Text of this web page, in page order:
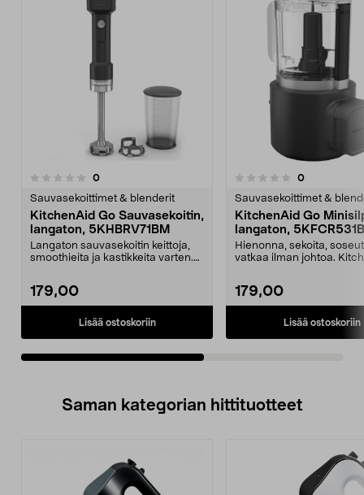
0arvostelut
Sauvasekoittimet & blenderit
KitchenAid Go Sauvasekoitin,
langaton, 5KHBRV71BM
Langaton sauvasekoitin keittoja,
smoothieita ja kastikkeita varten.
179,00
Lisää ostoskoriin
0.0 viidestä
0arvostelut
Sauvasekoittimet &
KitchenAid Go
langaton,
Hienonna, sekoita,
vatkaa ilman johtoa.
179,00
Lisää ostoskoriin
0.0 viidestä
Saman kategorian hittituotteet